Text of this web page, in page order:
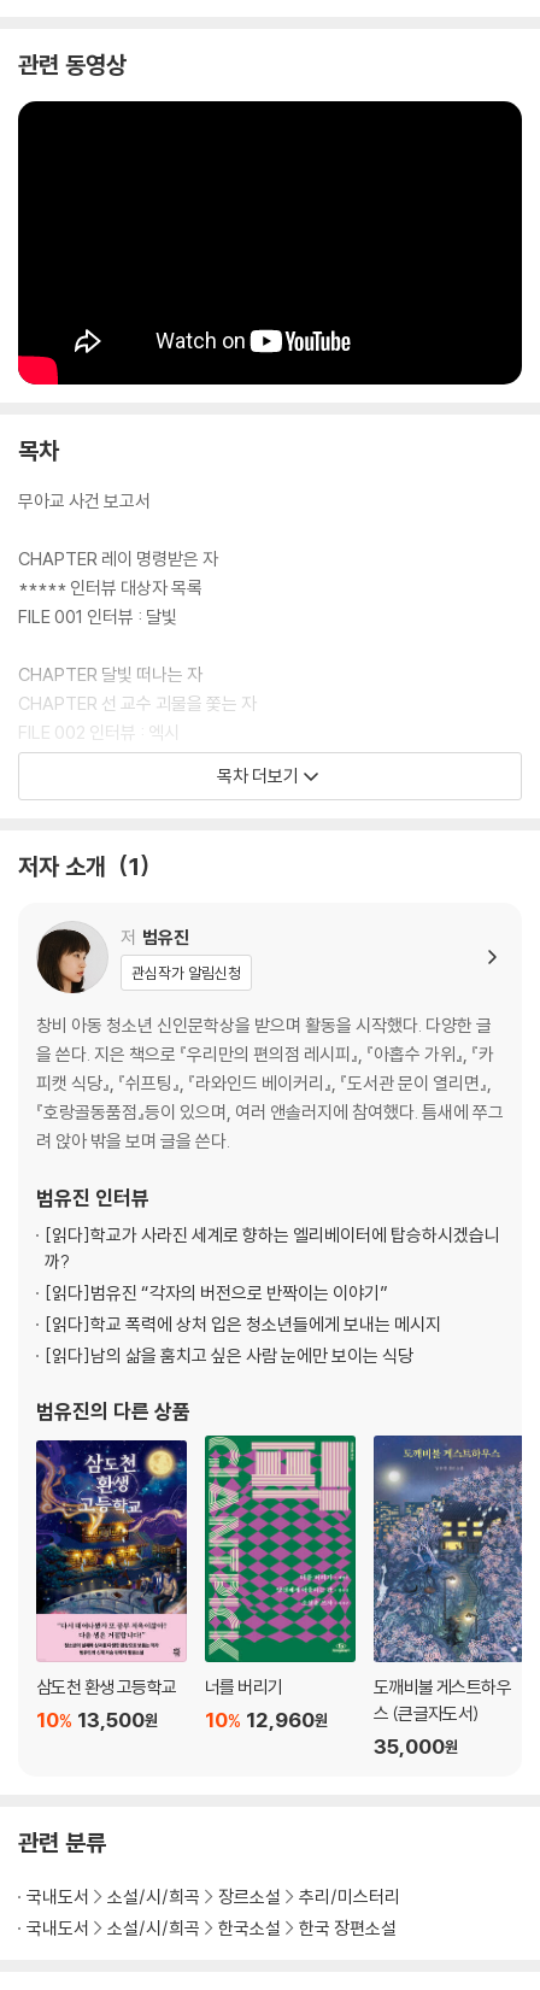
관련 동영상
목차
무아교 사건 보고서
CHAPTER 레이 명령받은 자
***** 인터뷰 대상자 목록
FILE 001 인터뷰 : 달빛
CHAPTER 달빛 떠나는 자
CHAPTER 선 교수 괴물을 쫓는 자
FILE 002 인터뷰 : 엑시
CHAPTER 엑시 저주에 걸린 자
CHAPTER 레이 사과의 속을 열어 버린 자
***** 무아교의 행동 평가 강령 ‘선의 실천’
FILE 004 인터뷰 : 버드
CHAPTER 버드 ‘한 명’이 된 자
CHAPTER 레이 고함을 지른 자
ANOTHER FILE 001 셀프 인터뷰 : 샤인
CHAPTER 샤인 여신도 마녀도 아닌 자
CHAPTER 레이와 펄 손을 잡은 자
FILE 006 셀프 인터뷰 : 펄
CHAPTER 펄 홀로 남은 자
CHAPTER 레이 선택하는 자
***** 누군가의 일기
CHAPTER 4년 뒤 누군가 돌아오는 자
작가의 말
프로듀서의 말
참고 문헌
목차 더보기
저자 소개 1
저 범유진
관심작가 알림신청
창비 아동 청소년 신인문학상을 받으며 활동을 시작했다. 다양한 글
을 쓴다. 지은 책으로 『우리만의 편의점 레시피』, 『아홉수 가위』, 『카
피캣 식당』, 『쉬프팅』, 『라와인드 베이커리』, 『도서관 문이 열리면』,
『호랑골동품점』등이 있으며, 여러 앤솔러지에 참여했다. 틈새에 쭈그
려 앉아 밖을 보며 글을 쓴다.
범유진 인터뷰
[읽다]학교가 사라진 세계로 향하는 엘리베이터에 탑승하시겠습니
까?
[읽다]범유진 “각자의 버전으로 반짝이는 이야기”
[읽다]학교 폭력에 상처 입은 청소년들에게 보내는 메시지
[읽다]남의 삶을 훔치고 싶은 사람 눈에만 보이는 식당
범유진의 다른 상품
삼도천 환생 고등학교
13,500원
10%
너를 버리기
12,960원
10%
도깨비불 게스트하우
스 (큰글자도서)
35,000원
관련 분류
국내도서 소설/시/희곡 장르소설
추리/미스터리
국내도서
소설/시/희곡 한국소설 한국 장편소설